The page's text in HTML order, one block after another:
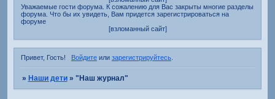
Уважаемые гости форума. К сожалению для Вас закрыты многие разделы
форума. Что бы их увидеть, Вам придется зарегистрироваться на
форуме
[взломанный сайт]
Привет, Гость! Войдитеили зарегистрируйтесь.
» Наши дети » "Наш журнал"